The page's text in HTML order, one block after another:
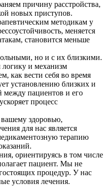
причину расстройства,
новых приступов.
методикам у
меняется
становится меньше
но и с их близкими.
и механизм
как вести себя во время
установлению близких и
между пациентов и его
процесс
здоровью,
для нас является
терапию
ориентируясь в том числе
пациент. Мы не
процедур. У нас
условия лечения.